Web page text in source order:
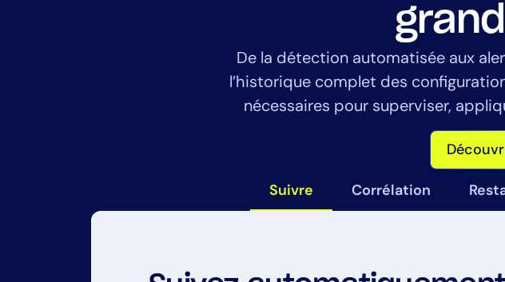
By signing up, you agree
This site is protected by
De la détection automatisée aux
l’historique complet des
nécessaires pour superviser,
Suivre Corrélation